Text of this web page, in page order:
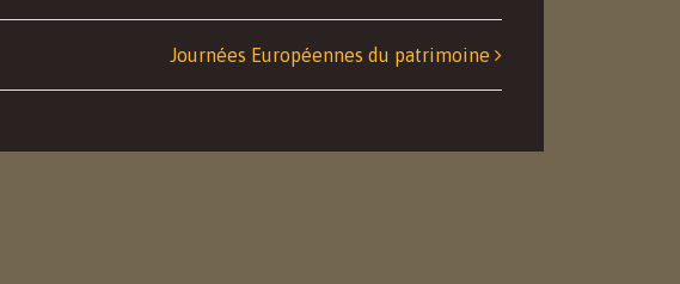
Journées Européennes du patrimoine